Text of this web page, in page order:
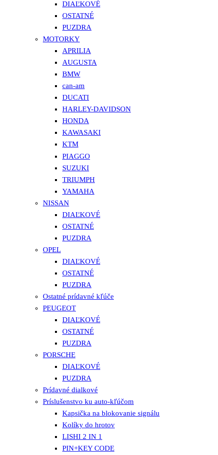
DIAĽKOVÉ
OSTATNÉ
PUZDRA
MOTORKY
APRILIA
AUGUSTA
BMW
can-am
DUCATI
HARLEY-DAVIDSON
HONDA
KAWASAKI
KTM
PIAGGO
SUZUKI
TRIUMPH
YAMAHA
NISSAN
DIAĽKOVÉ
OSTATNÉ
PUZDRA
OPEL
DIAĽKOVÉ
OSTATNÉ
PUZDRA
Ostatné prídavné kľúče
PEUGEOT
DIAĽKOVÉ
OSTATNÉ
PUZDRA
PORSCHE
DIAĽKOVÉ
PUZDRA
Prídavné dialkové
Príslušenstvo ku auto-kľúčom
Kapsička na blokovanie signálu
Kolíky do hrotov
LISHI 2 IN 1
PIN+KEY CODE